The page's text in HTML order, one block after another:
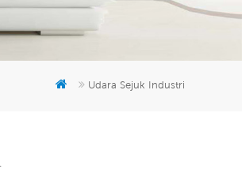
Udara Sejuk Industri